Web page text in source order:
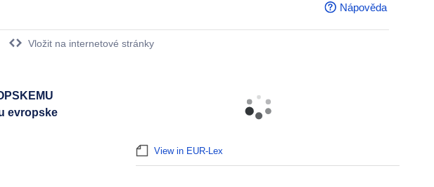
Nápověda
Vložit na internetové stránky
evropske
View in EUR-Lex